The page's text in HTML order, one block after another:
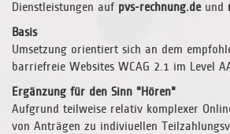
Dienstleistungen auf pvs-rechnung.deund
Basis
Umsetzung orientiert sich an dem
barriefreie Websites WCAG 2.1 im Level
Ergänzung für den Sinn "Hören"
Aufgrund teilweise relativ komplexer
von Anträgen zu indiviuellen